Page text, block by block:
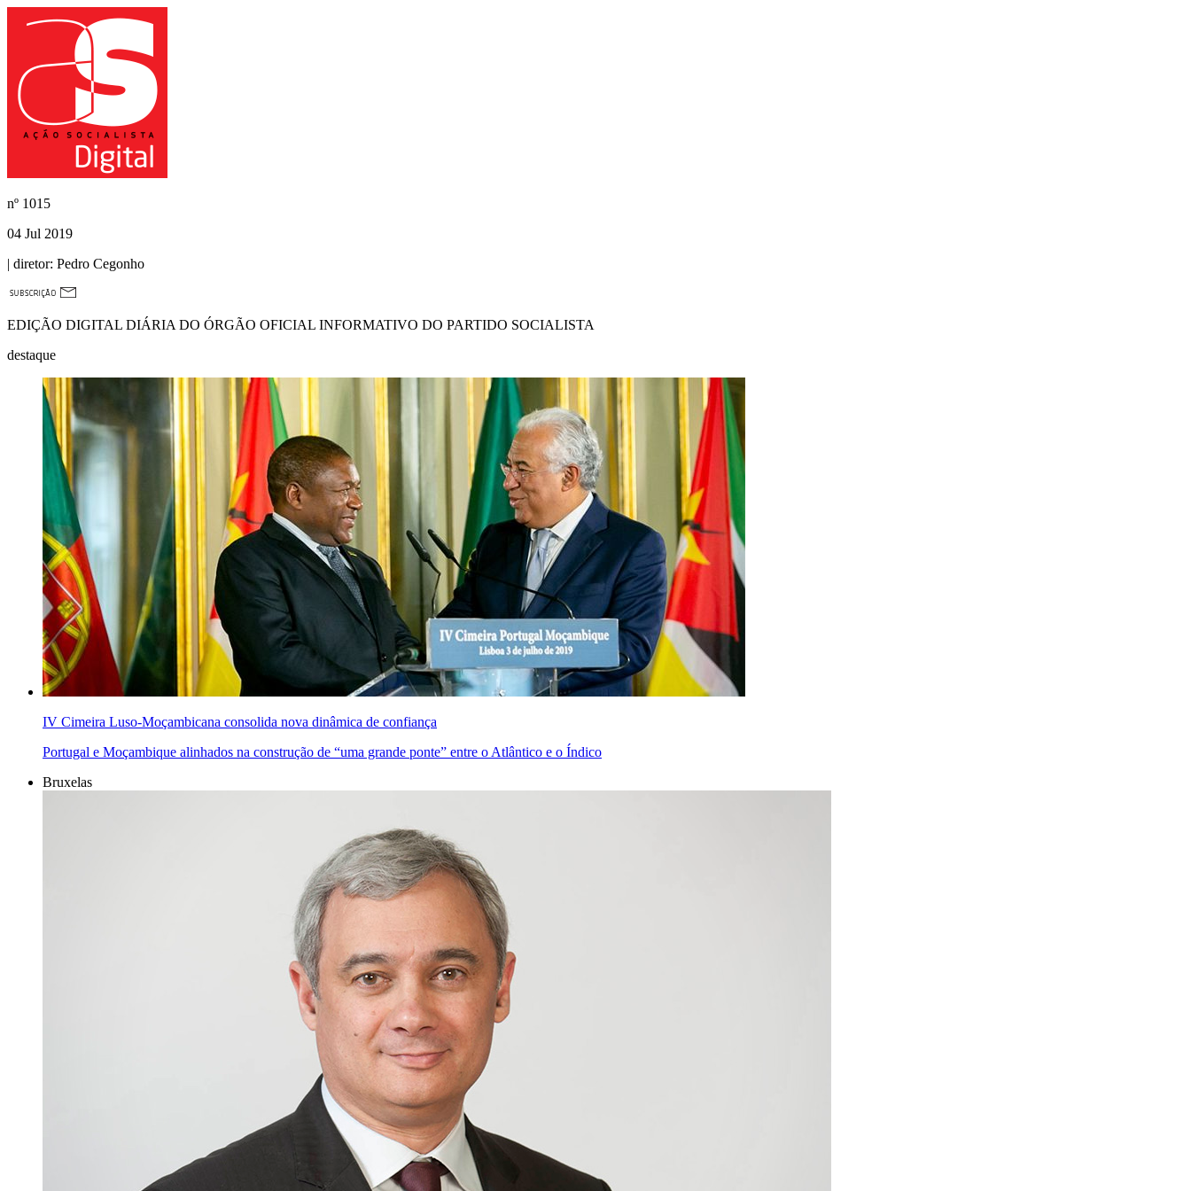
nº 1015
04 Jul 2019
| diretor: Pedro Cegonho
EDIÇÃO DIGITAL DIÁRIA DO ÓRGÃO OFICIAL INFORMATIVO DO PARTIDO SOCIALISTA
destaque
IV Cimeira Luso-Moçambicana consolida nova dinâmica de confiança
Portugal e Moçambique alinhados na construção de “uma grande ponte” entre o Atlântico e o Índico
Bruxelas